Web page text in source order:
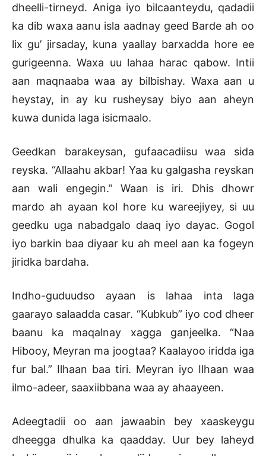
dheelli-tirneyd. Aniga iyo bilcaanteydu, qadadii
ka dib waxa aanu isla aadnay geed Barde ah oo
lix gu’ jirsaday, kuna yaallay barxadda hore ee
gurigeenna. Waxa uu lahaa harac qabow. Intii
aan maqnaaba waa ay bilbishay. Waxa aan u
heystay, in ay ku rusheysay biyo aan aheyn
kuwa dunida laga isicmaalo.
Geedkan barakeysan, gufaacadiisu waa sida
reyska. “Allaahu akbar! Yaa ku galgasha reyskan
aan wali engegin.” Waan is iri. Dhis dhowr
mardo ah ayaan kol hore ku wareejiyey, si uu
geedku uga nabadgalo daaq iyo dayac. Gogol
iyo barkin baa diyaar ku ah meel aan ka fogeyn
jiridka bardaha.
Indho-guduudso ayaan is lahaa inta laga
gaarayo salaadda casar. “Kubkub” iyo cod dheer
baanu ka maqalnay xagga ganjeelka. “Naa
Hibooy, Meyran ma joogtaa? Kaalayoo iridda iga
fur bal.” Ilhaan baa tiri. Meyran iyo Ilhaan waa
ilmo-adeer, saaxiibbana waa ay ahaayeen.
Adeegtadii oo aan jawaabin bey xaaskeygu
dheegga dhulka ka qaadday. Uur bey laheyd